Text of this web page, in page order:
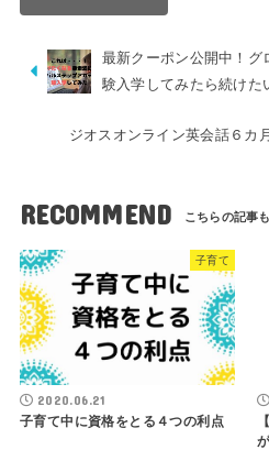
最新クーポン公開中！グ
験入学してみたら続け
ジオスオンライン英会話６カ
RECOMMEND
子育て
2020.06.21
子育て中に資格をとる４つの利点